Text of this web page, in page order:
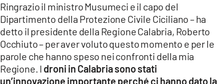
Ringrazio il ministro Musumeci e il capo del
Dipartimento della Protezione Civile Ciciliano – ha
detto il presidente della Regione Calabria, Roberto
Occhiuto – per aver voluto questo momento e per le
parole che hanno speso nei confronti della mia
Regione. I droni in Calabria sono stati
un’innovazione importante perché ci hanno dato la